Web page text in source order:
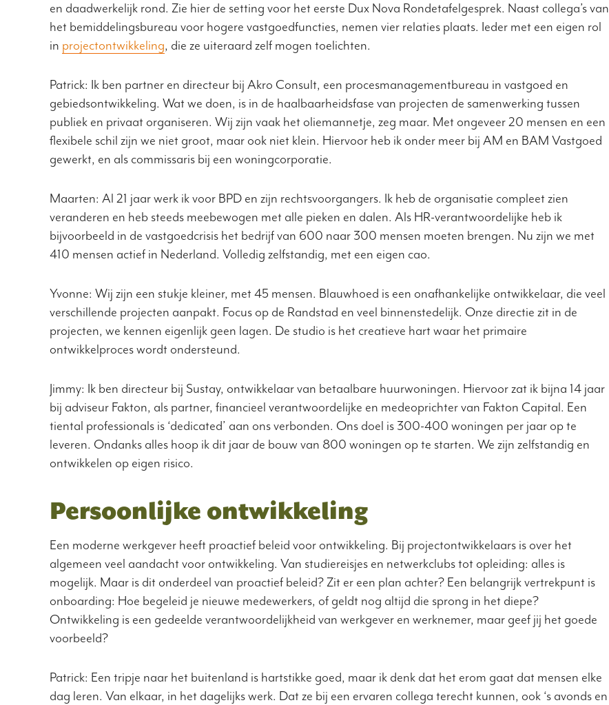
en daadwerkelijk rond. Zie hier de setting voor het eerste Dux Nova Rondetafelgesprek. Naast collega’s van
het bemiddelingsbureau voor hogere vastgoedfuncties, nemen vier relaties plaats. Ieder met een eigen rol
in projectontwikkeling, die ze uiteraard zelf mogen toelichten.
Patrick: Ik ben partner en directeur bij Akro Consult, een procesmanagementbureau in vastgoed en
gebiedsontwikkeling. Wat we doen, is in de haalbaarheidsfase van projecten de samenwerking tussen
publiek en privaat organiseren. Wij zijn vaak het oliemannetje, zeg maar. Met ongeveer 20 mensen en een
flexibele schil zijn we niet groot, maar ook niet klein. Hiervoor heb ik onder meer bij AM en BAM Vastgoed
gewerkt, en als commissaris bij een woningcorporatie.
Maarten: Al 21 jaar werk ik voor BPD en zijn rechtsvoorgangers. Ik heb de organisatie compleet zien
veranderen en heb steeds meebewogen met alle pieken en dalen. Als HR-verantwoordelijke heb ik
bijvoorbeeld in de vastgoedcrisis het bedrijf van 600 naar 300 mensen moeten brengen. Nu zijn we met
410 mensen actief in Nederland. Volledig zelfstandig, met een eigen cao.
Yvonne: Wij zijn een stukje kleiner, met 45 mensen. Blauwhoed is een onafhankelijke ontwikkelaar, die veel
verschillende projecten aanpakt. Focus op de Randstad en veel binnenstedelijk. Onze directie zit in de
projecten, we kennen eigenlijk geen lagen. De studio is het creatieve hart waar het primaire
ontwikkelproces wordt ondersteund.
Jimmy: Ik ben directeur bij Sustay, ontwikkelaar van betaalbare huurwoningen. Hiervoor zat ik bijna 14 jaar
bij adviseur Fakton, als partner, financieel verantwoordelijke en medeoprichter van Fakton Capital. Een
tiental professionals is ‘dedicated’ aan ons verbonden. Ons doel is 300-400 woningen per jaar op te
leveren. Ondanks alles hoop ik dit jaar de bouw van 800 woningen op te starten. We zijn zelfstandig en
ontwikkelen op eigen risico.
Persoonlijke ontwikkeling
Een moderne werkgever heeft proactief beleid voor ontwikkeling. Bij projectontwikkelaars is over het
algemeen veel aandacht voor ontwikkeling. Van studiereisjes en netwerkclubs tot opleiding: alles is
mogelijk. Maar is dit onderdeel van proactief beleid? Zit er een plan achter? Een belangrijk vertrekpunt is
onboarding: Hoe begeleid je nieuwe medewerkers, of geldt nog altijd die sprong in het diepe?
Ontwikkeling is een gedeelde verantwoordelijkheid van werkgever en werknemer, maar geef jij het goede
voorbeeld?
Patrick: Een tripje naar het buitenland is hartstikke goed, maar ik denk dat het erom gaat dat mensen elke
dag leren. Van elkaar, in het dagelijks werk. Dat ze bij een ervaren collega terecht kunnen, ook ‘s avonds en